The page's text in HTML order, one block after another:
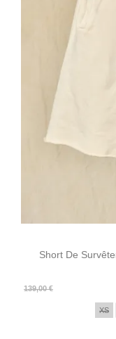
Short De
139,00 €
Prix
Prix
XS